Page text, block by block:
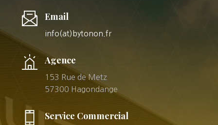
Email
info(at)bytonon.fr
Agence
153 Rue de Metz
57300 Hagondange
Service Commercial